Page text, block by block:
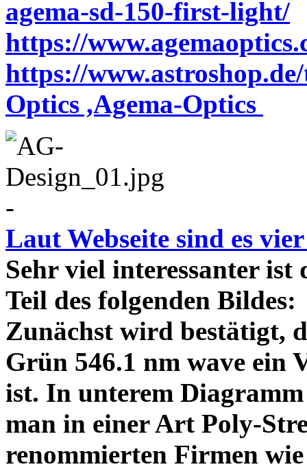
agema-sd-150-first-light/
https://
https://
Optics ,Agema-Optics
-
Laut Webseite sind es
Sehr viel interessanter
Teil des folgenden
Zunächst wird bestätigt,
Grün 546.1 nm wave ein
ist. In unterem
man in einer Art Poly-
renommierten Firmen